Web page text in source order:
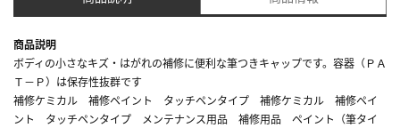
商品説明
ボディの小さなキズ・はがれの補修に便利な筆つきキャップです。容器（ＰＡ
Ｔ－Ｐ）は保存性抜群です
補修ケミカル 補修ペイント タッチペンタイプ 補修ケミカル 補修ペイ
ント タッチペンタイプ メンテナンス用品 補修用品 ペイント（筆タイ